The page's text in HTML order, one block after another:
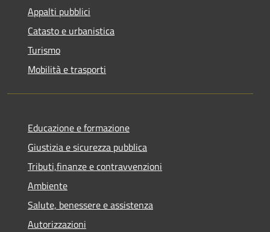
Appalti pubblici
Catasto e urbanistica
Turismo
Mobilità e trasporti
Educazione e formazione
Giustizia e sicurezza pubblica
Tributi,finanze e contravvenzioni
Ambiente
Salute, benessere e assistenza
Autorizzazioni